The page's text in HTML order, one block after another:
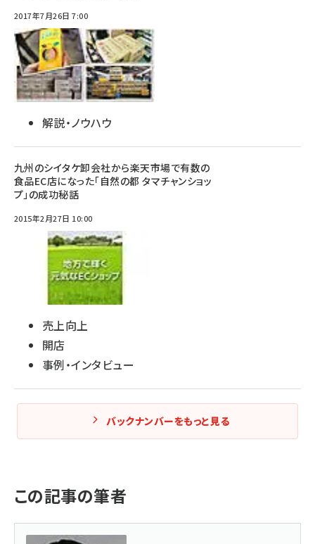
2017年7月26日 7:00
解説・ノウハウ
九州のシイタケ卸会社から楽天市場で有数の
食品EC店になった「自然の都 タマチャンショッ
プ」の成功秘話
2015年2月27日 10:00
売上向上
開店
事例・インタビュー
バックナンバーをもっと見る
この記事の筆者